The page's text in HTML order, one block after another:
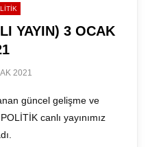
YAYIN) 3 OCAK
2021
güncel gelişme ve
canlı yayınımız